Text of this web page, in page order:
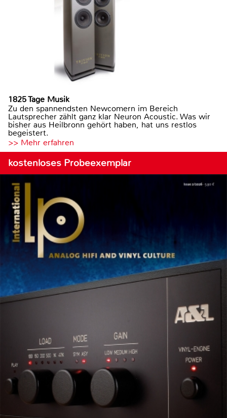
1825 Tage Musik
Zu den spannendsten Newcomern im Bereich
Lautsprecher zählt ganz klar Neuron Acoustic. Was wir
bisher aus Heilbronn gehört haben, hat uns restlos
begeistert.
>> Mehr erfahren
kostenloses Probeexemplar